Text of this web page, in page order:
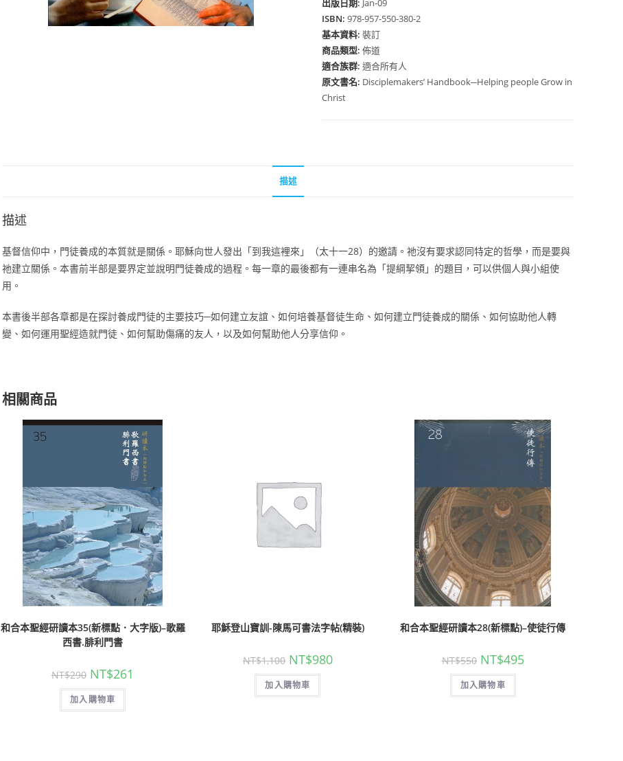
出版日期: Jan-09
ISBN:978-957-550-380-2
基本資料:裝訂
商品類型:佈道
適合族群:適合所有人
原文書名: Disciplemakers’ Handbook─Helping people Grow in
Christ
描述
描述
基督信仰中，門徒養成的本質就是關係。耶穌向世人發出「到我這裡來」（太十一28）的邀請。祂沒有要求認同特定的哲學，而是要與
祂建立關係。本書前半部是要界定並說明門徒養成的過程。每一章的最後都有一連串名為「提綱挈領」的題目，可以供個人與小組使
用。
本書後半部各章都是在探討養成門徒的主要技巧─如何建立友誼、如何培養基督徒生命、如何建立門徒養成的關係、如何協助他人轉
變、如何運用聖經造就門徒、如何幫助傷痛的友人，以及如何幫助他人分享信仰。
相關商品
和合本聖經研讀本35(新標點．大字版)–歌羅
西書.腓利門書
NT$290 NT$261
加入購物車
耶穌登山寶訓-陳馬可書法字帖(精裝)
NT$1,100 NT$980
加入購物車
和合本聖經研讀本28(新標點)–使徒行傳
NT$550 NT$495
加入購物車